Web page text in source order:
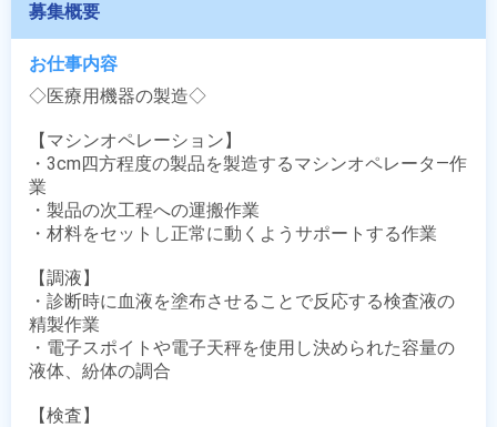
募集概要
お仕事内容
◇医療用機器の製造◇
【マシンオペレーション】
・3cm四方程度の製品を製造するマシンオペレータ―作
業
・製品の次工程への運搬作業
・材料をセットし正常に動くようサポートする作業
【調液】
・診断時に血液を塗布させることで反応する検査液の
精製作業
・電子スポイトや電子天秤を使用し決められた容量の
液体、紛体の調合
【検査】